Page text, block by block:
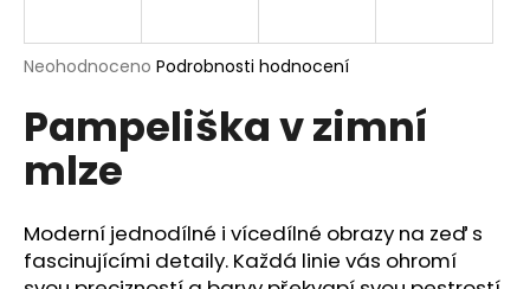
Průměrné
produktu
je
hvězdiček.
Neohodnoceno Podrobnosti hodnocení
Pampeliška v zimní
mlze
Moderní jednodílné i vícedílné obrazy na zeď s
fascinujícími detaily. Každá linie vás ohromí
j
t
?
HLEDAT